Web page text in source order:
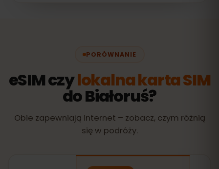
PORÓWNANIE
eSIM czylokalna karta SIM
do Białoruś?
Obie zapewniają internet – zobacz, czym różnią
się w podróży.